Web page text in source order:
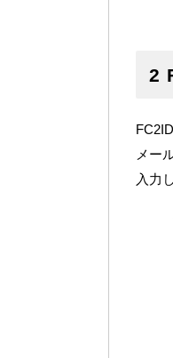
2
メー
入力